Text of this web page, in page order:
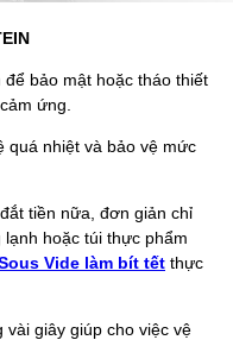
bảo mật hoặc tháo thiết
ứng.
quá nhiệt và bảo vệ mức
tiền nữa, đơn giản chỉ
hoặc túi thực phẩm
Vide làm bít tết thực
giây giúp cho việc vệ